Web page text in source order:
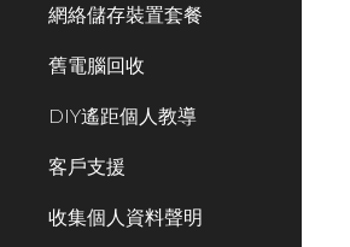
網絡儲存裝置套餐
舊電腦回收
DIY遙距個人教導
客戶支援
收集個人資料聲明